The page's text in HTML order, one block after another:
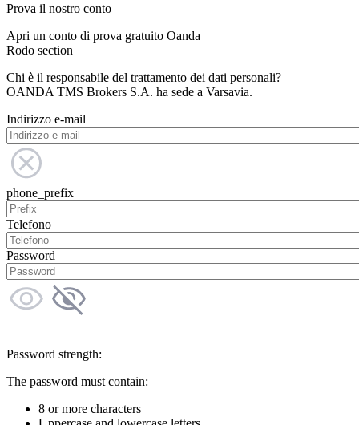
Prova il nostro conto
Apri un conto di prova gratuito Oanda
Rodo section
Chi è il responsabile del trattamento dei dati personali?
OANDA TMS Brokers S.A. ha sede a Varsavia.
Indirizzo e-mail
phone_prefix
Telefono
Password
Password strength:
The password must contain:
8 or more characters